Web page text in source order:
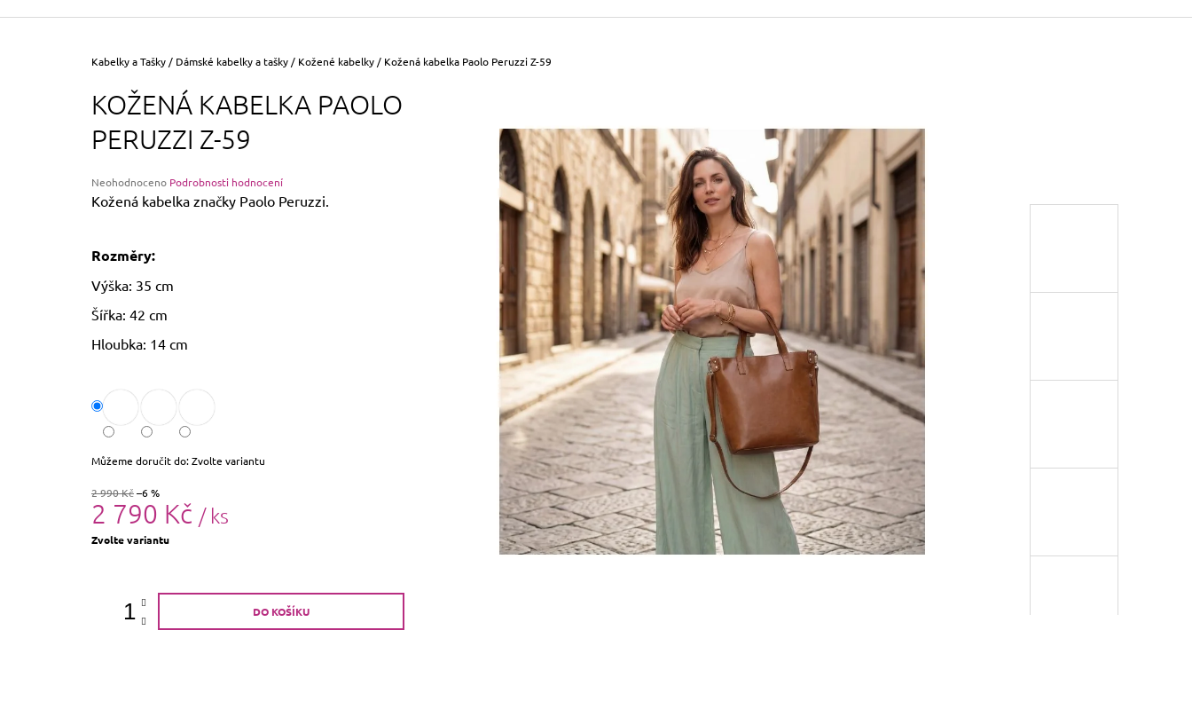
Domů
Kabelky a Tašky / Dámské kabelky a tašky / Kožené kabelky / Kožená kabelka Paolo Peruzzi Z-59
KOŽENÁ KABELKA PAOLO
PERUZZI Z-59
Průměrné
hodnocení
z
hvězdiček.
Neohodnoceno Podrobnosti hodnocení
Kožená kabelka značky Paolo Peruzzi.
Rozměry:
Výška: 35 cm
Šířka: 42 cm
Hloubka: 14 cm
Můžeme doručit do:Zvolte variantu
2 990 Kč–6 %
2 790 Kč / ks
Měrná
Zvolte variantu
DO KOŠÍKU